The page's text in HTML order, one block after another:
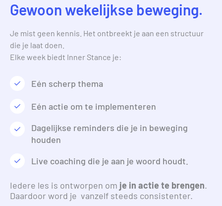
Gewoon wekelijkse beweging.
Je mist geen kennis. Het ontbreekt je aan een structuur
die je laat doen.
Elke week biedt Inner Stance je:
Eén scherp thema
Eén actie om te implementeren
Dagelijkse reminders die je in beweging
houden
Live coaching die je aan je woord houdt.
Iedere les is ontworpen om je in actie te brengen.
Daardoor word je vanzelf steeds consistenter.